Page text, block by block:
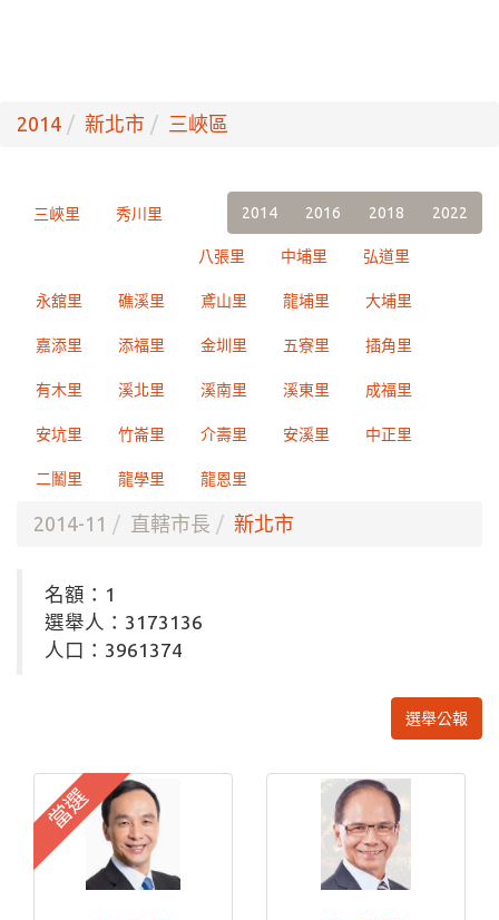
2014 新北市 三峽區
2014 2016 2018 2022
三峽里 秀川里
八張里 中埔里 弘道里
永舘里 礁溪里 鳶山里 龍埔里 大埔里
嘉添里 添福里 金圳里 五寮里 插角里
有木里 溪北里 溪南里 溪東里 成福里
安坑里 竹崙里 介壽里 安溪里 中正里
二鬮里 龍學里 龍恩里
2014-11 直轄市長 新北市
名額：1
選舉人：3173136
人口：3961374
選舉公報
當選